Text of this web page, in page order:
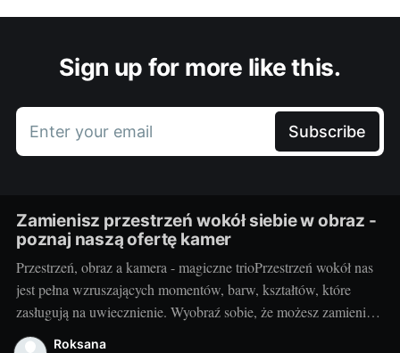
Sign up for more like this.
Enter your email Subscribe
Zamienisz przestrzeń wokół siebie w obraz -
poznaj naszą ofertę kamer
Przestrzeń, obraz a kamera - magiczne trioPrzestrzeń wokół nas
jest pełna wzruszających momentów, barw, kształtów, które
zasługują na uwiecznienie. Wyobraź sobie, że możesz zamienić
otaczający cię świat w jednym migawki w piękny,
Roksana